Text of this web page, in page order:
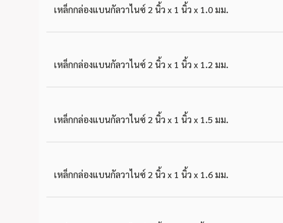
เหล็กกล่องแบนกัลวาไนซ์ 2 นิ้ว x 1 นิ้ว x 1.0 มม.
เหล็กกล่องแบนกัลวาไนซ์ 2 นิ้ว x 1 นิ้ว x 1.2 มม.
เหล็กกล่องแบนกัลวาไนซ์ 2 นิ้ว x 1 นิ้ว x 1.5 มม.
เหล็กกล่องแบนกัลวาไนซ์ 2 นิ้ว x 1 นิ้ว x 1.6 มม.